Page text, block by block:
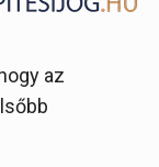
az